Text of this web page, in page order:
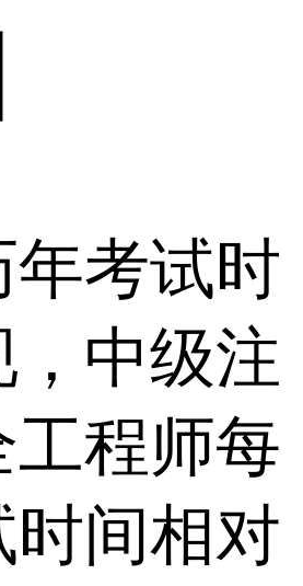
年考试时
，中级注
工程师每
间相对